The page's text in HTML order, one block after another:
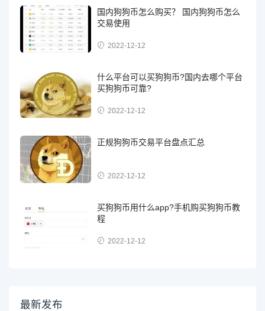
国内狗狗币怎么购买？ 国内狗狗币怎么
交易使用
2022-12-12
什么平台可以买狗狗币?国内去哪个平台
买狗狗币可靠?
2022-12-12
正规狗狗币交易平台盘点汇总
2022-12-12
买狗狗币用什么app?手机购买狗狗币教
程
2022-12-12
最新发布